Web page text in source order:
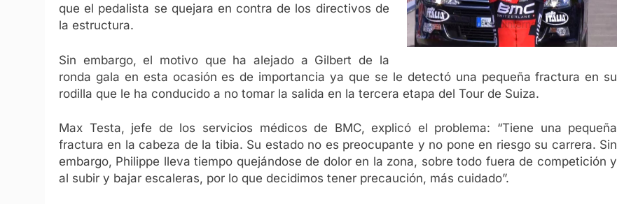
que el pedalista se quejara en contra de los directivos de
la estructura.
Sin embargo, el motivo que ha alejado a Gilbert de la
ronda gala en esta ocasión es de importancia ya que se le detectó una pequeña fractura en su
rodilla que le ha conducido a no tomar la salida en la tercera etapa del Tour de Suiza.
Max Testa, jefe de los servicios médicos de BMC, explicó el problema: “Tiene una pequeña
fractura en la cabeza de la tibia. Su estado no es preocupante y no pone en riesgo su carrera. Sin
embargo, Philippe lleva tiempo quejándose de dolor en la zona, sobre todo fuera de competición y
al subir y bajar escaleras, por lo que decidimos tener precaución, más cuidado”.